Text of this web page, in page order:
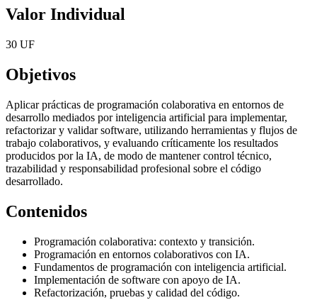
Valor Individual
30 UF
Objetivos
Aplicar prácticas de programación colaborativa en entornos de
desarrollo mediados por inteligencia artificial para implementar,
refactorizar y validar software, utilizando herramientas y flujos de
trabajo colaborativos, y evaluando críticamente los resultados
producidos por la IA, de modo de mantener control técnico,
trazabilidad y responsabilidad profesional sobre el código
desarrollado.
Contenidos
Programación colaborativa: contexto y transición.
Programación en entornos colaborativos con IA.
Fundamentos de programación con inteligencia artificial.
Implementación de software con apoyo de IA.
Refactorización, pruebas y calidad del código.